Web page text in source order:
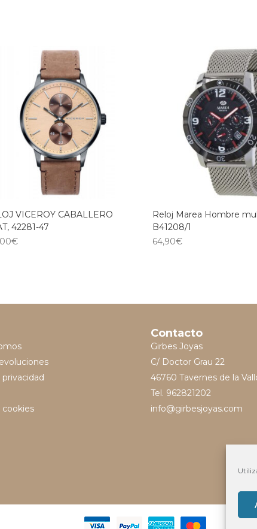
VICEROY CABALLERO
42281-47
€
Reloj Marea Hombre
B41208/1
64,90€
cookies
Contacto
Girbes Joyas
C/ Doctor Grau 22
46760 Tavernes de la
Tel. 962821202
info@girbesjoyas.com